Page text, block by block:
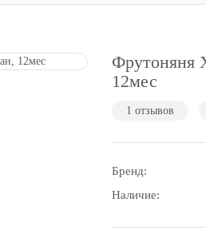
Фрутоняня
12мес
1 отзывов
Бренд:
Наличие: